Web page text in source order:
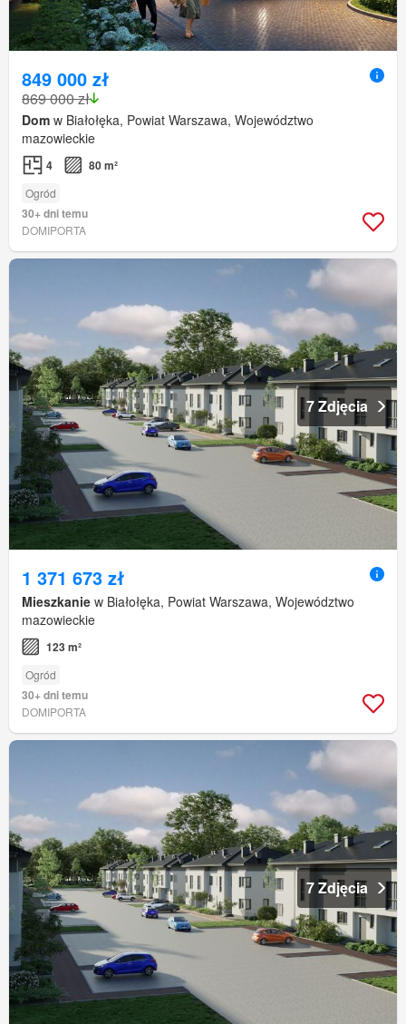
849 000 zł
869 000 zł
Dom w Białołęka, Powiat Warszawa, Województwo
mazowieckie
4 80 m²
Ogród
30+ dni temu
DOMIPORTA
7 Zdjęcia
1 371 673 zł
Mieszkanie w Białołęka, Powiat Warszawa, Województwo
mazowieckie
123 m²
Ogród
30+ dni temu
DOMIPORTA
7 Zdjęcia